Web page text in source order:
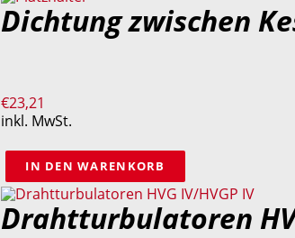
Dichtung zwischen
€23,21
inkl. MwSt.
IN DEN WARENKORB
Drahtturbulatoren